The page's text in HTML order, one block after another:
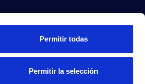
Permitir todas
Permitir la selección